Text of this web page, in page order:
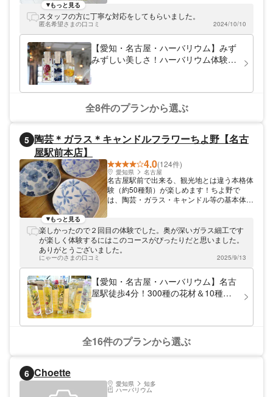
目指せるクラフトレッスンなど、ラインナッ
プは豊富。お客様のスタイルに合わせ、お好
みのレッスンをお選びいただけます。
もっと見る
スタッフの方に丁寧な対応をしてもらいました。
匿名希望さまの口コミ 2024/10/10
【愛知・名古屋・ハーバリウム】みず
みずしい美しさ！ハーバリウム体験
全8件のプランから選ぶ
5 陶芸＊ガラス＊キャンドルフラワーちよ野【名古
屋駅前本店】
4.0(124件)
愛知県 名古屋
名古屋駅前で出来る、観光地とは違う本格体
験（約50種類）が楽しめます！ちよ野で
は、陶芸・ガラス・キャンドル等の基本体験
例えば陶芸体験では名古屋流の500年前のや
り方で1回で「作品を作る・描く・色を塗
る」事が標準でできます！ガラス（とんぼ
玉）の作り放題体験も人気です！その他ここ
でしか体験できないことも沢山ありますので
当日講師にワガママ言ってみてくださいね。
また名古屋駅から徒歩4分の好アクセス。東
京・大阪など遠方からの旅行者にも便利で
ーター（本格体験）の方まで対応できるよう
に、沢山のプランがご用意してあります。基
本体験は初めての方に合わせて無理のない作
もっと見る
楽しかったので２回目の体験でした。奥が深いガラス細工です
が楽しく体験するにはこのコースがぴったりだと思いました。
ありがとうございました。
にゃーのさまの口コミ 2025/9/13
【愛知・名古屋・ハーバリウム】名古
屋駅徒歩4分！300種の花材＆10種の
全16件のプランから選ぶ
6 Choette
愛知県 知多
ハーバリウム